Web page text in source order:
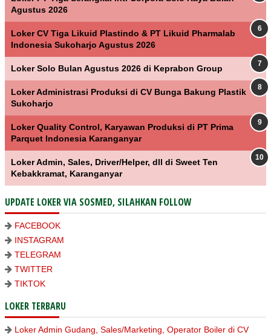
Agustus 2026
Loker CV Tiga Likuid Plastindo & PT Likuid Pharmalab
Indonesia Sukoharjo Agustus 2026
Loker Solo Bulan Agustus 2026 di Keprabon Group
Loker Administrasi Produksi di CV Bunga Bakung Plastik
Sukoharjo
Loker Quality Control, Karyawan Produksi di PT Prima
Parquet Indonesia Karanganyar
Loker Admin, Sales, Driver/Helper, dll di Sweet Ten
Kebakkramat, Karanganyar
UPDATE LOKER VIA SOSMED, SILAHKAN FOLLOW
FACEBOOK
INSTAGRAM
TELEGRAM
TWITTER
TIKTOK
LOKER TERBARU
Loker Admin Gudang, Sales/Marketing, Operator Boiler di CV